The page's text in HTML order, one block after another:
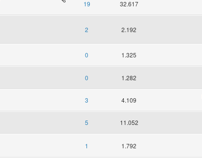
19 32.617
2 2.192
0 1.325
0 1.282
3 4.109
5 11.052
1 1.792